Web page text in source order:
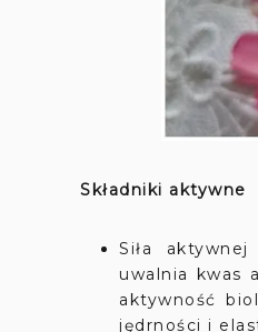
Składniki aktywne
Siła
uwalnia kwas
aktywność
jędrności i